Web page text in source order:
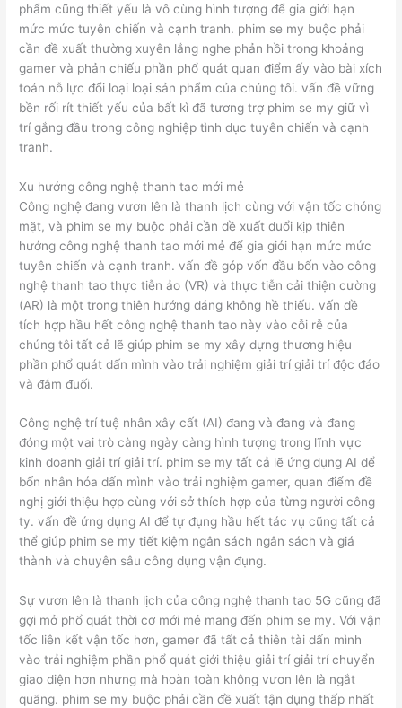
phẩm cũng thiết yếu là vô cùng hình tượng để gia giới hạn
mức mức tuyên chiến và cạnh tranh. phim se my buộc phải
cần đề xuất thường xuyên lắng nghe phản hồi trong khoảng
gamer và phản chiếu phần phổ quát quan điểm ấy vào bài xích
toán nỗ lực đổi loại loại sản phẩm của chúng tôi. vấn đề vững
bền rối rít thiết yếu của bất kì đã tương trợ phim se my giữ vì
trí gắng đầu trong công nghiệp tình dục tuyên chiến và cạnh
tranh.
Xu hướng công nghệ thanh tao mới mẻ
Công nghệ đang vươn lên là thanh lịch cùng với vận tốc chóng
mặt, và phim se my buộc phải cần đề xuất đuổi kịp thiên
hướng công nghệ thanh tao mới mẻ để gia giới hạn mức mức
tuyên chiến và cạnh tranh. vấn đề góp vốn đầu bốn vào công
nghệ thanh tao thực tiễn ảo (VR) và thực tiễn cải thiện cường
(AR) là một trong thiên hướng đáng không hề thiếu. vấn đề
tích hợp hầu hết công nghệ thanh tao này vào cỗi rễ của
chúng tôi tất cả lẽ giúp phim se my xây dựng thương hiệu
phần phổ quát dấn mình vào trải nghiệm giải trí giải trí độc đáo
và đắm đuối.
Công nghệ trí tuệ nhân xây cất (AI) đang và đang và đang
đóng một vai trò càng ngày càng hình tượng trong lĩnh vực
kinh doanh giải trí giải trí. phim se my tất cả lẽ ứng dụng AI để
bốn nhân hóa dấn mình vào trải nghiệm gamer, quan điểm đề
nghị giới thiệu hợp cùng với sở thích hợp của từng người công
ty. vấn đề ứng dụng AI để tự đụng hầu hết tác vụ cũng tất cả
thể giúp phim se my tiết kiệm ngân sách ngân sách và giá
thành và chuyên sâu công dụng vận đụng.
Sự vươn lên là thanh lịch của công nghệ thanh tao 5G cũng đã
gợi mở phổ quát thời cơ mới mẻ mang đến phim se my. Với vận
tốc liên kết vận tốc hơn, gamer đã tất cả thiên tài dấn mình
vào trải nghiệm phần phổ quát giới thiệu giải trí giải trí chuyển
giao diện hơn nhưng mà hoàn toàn không vươn lên là ngắt
quãng. phim se my buộc phải cần đề xuất tận dụng thấp nhất